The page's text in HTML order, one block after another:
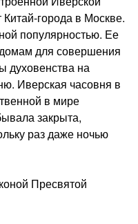
города в Москве.
популярностью. Ее
домам для совершения
духовенства на
Иверская часовня в
в мире
закрыта,
раз даже ночью
Пресвятой